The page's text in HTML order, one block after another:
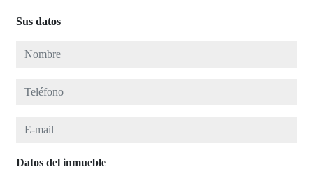
Sus datos
Nombre
Teléfono
E-mail
Datos del inmueble